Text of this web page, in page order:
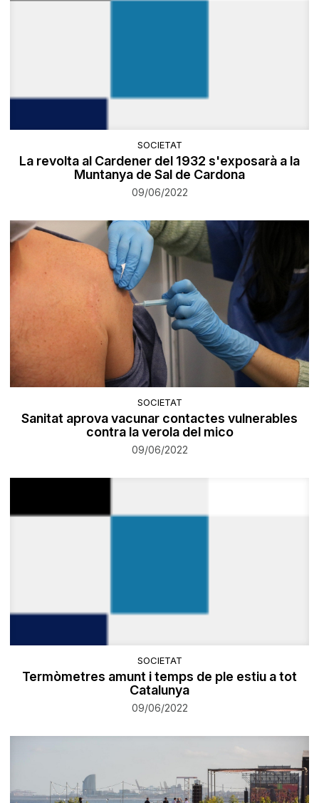
SOCIETAT
La revolta al Cardener del 1932 s'exposarà a la
Muntanya de Sal de Cardona
09/06/2022
SOCIETAT
Sanitat aprova vacunar contactes vulnerables
contra la verola del mico
09/06/2022
SOCIETAT
Termòmetres amunt i temps de ple estiu a tot
Catalunya
09/06/2022